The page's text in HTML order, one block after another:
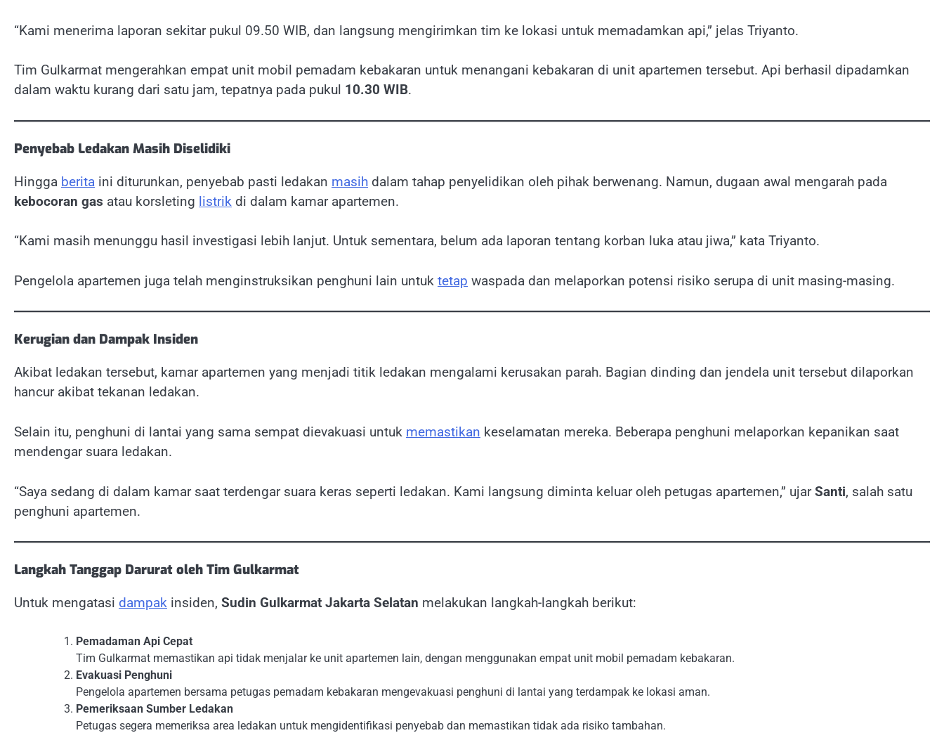
“Kami menerima laporan sekitar pukul 09.50 WIB, dan langsung mengirimkan tim ke lokasi untuk memadamkan api,” jelas Triyanto.
Tim Gulkarmat mengerahkan empat unit mobil pemadam kebakaran untuk menangani kebakaran di unit apartemen tersebut. Api berhasil dipadamkan
dalam waktu kurang dari satu jam, tepatnya pada pukul 10.30 WIB.
Penyebab Ledakan Masih Diselidiki
Hingga berita ini diturunkan, penyebab pasti ledakan masih dalam tahap penyelidikan oleh pihak berwenang. Namun, dugaan awal mengarah pada
kebocoran gas atau korsleting listrik di dalam kamar apartemen.
“Kami masih menunggu hasil investigasi lebih lanjut. Untuk sementara, belum ada laporan tentang korban luka atau jiwa,” kata Triyanto.
Pengelola apartemen juga telah menginstruksikan penghuni lain untuk tetap waspada dan melaporkan potensi risiko serupa di unit masing-masing.
Kerugian dan Dampak Insiden
Akibat ledakan tersebut, kamar apartemen yang menjadi titik ledakan mengalami kerusakan parah. Bagian dinding dan jendela unit tersebut dilaporkan
hancur akibat tekanan ledakan.
Selain itu, penghuni di lantai yang sama sempat dievakuasi untuk memastikan keselamatan mereka. Beberapa penghuni melaporkan kepanikan saat
mendengar suara ledakan.
“Saya sedang di dalam kamar saat terdengar suara keras seperti ledakan. Kami langsung diminta keluar oleh petugas apartemen,” ujarSanti, salah satu
penghuni apartemen.
Langkah Tanggap Darurat oleh Tim Gulkarmat
Untuk mengatasi dampak insiden, Sudin Gulkarmat Jakarta Selatan melakukan langkah-langkah berikut:
Pemadaman Api Cepat
Tim Gulkarmat memastikan api tidak menjalar ke unit apartemen lain, dengan menggunakan empat unit mobil pemadam kebakaran.
Evakuasi Penghuni
Pengelola apartemen bersama petugas pemadam kebakaran mengevakuasi penghuni di lantai yang terdampak ke lokasi aman.
Pemeriksaan Sumber Ledakan
Petugas segera memeriksa area ledakan untuk mengidentifikasi penyebab dan memastikan tidak ada risiko tambahan.